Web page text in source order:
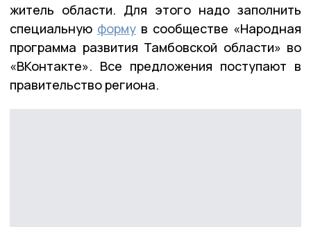
житель области. Для этого надо заполнить
специальную форму в сообществе «Народная
программа развития Тамбовской области» во
«ВКонтакте». Все предложения поступают в
правительство региона.